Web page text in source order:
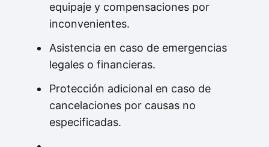
equipaje y compensaciones por
inconvenientes.
Asistencia en caso de emergencias
legales o financieras.
Protección adicional en caso de
cancelaciones por causas no
especificadas.